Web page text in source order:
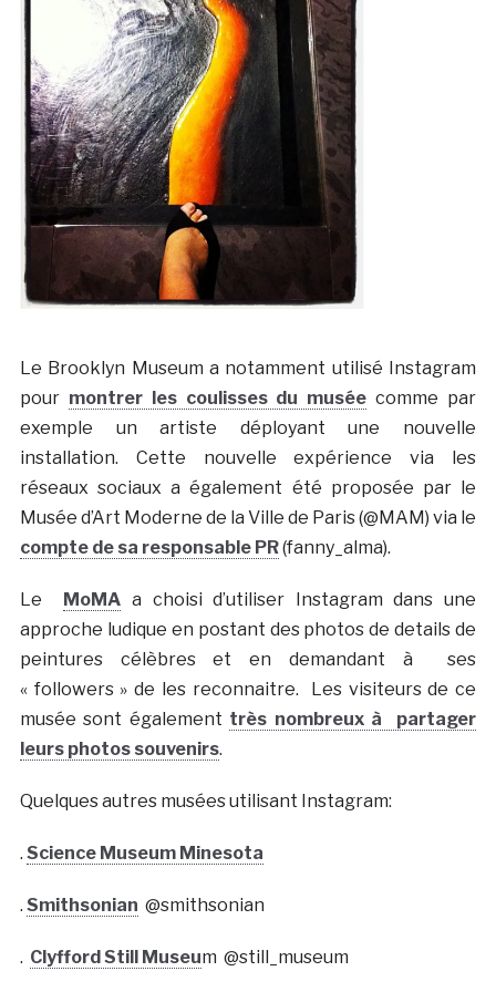
Le Brooklyn Museum a notamment utilisé Instagram
pour montrer les coulisses du musée comme par
exemple un artiste déployant une nouvelle
installation. Cette nouvelle expérience via les
réseaux sociaux a également été proposée par le
Musée d’Art Moderne de la Ville de Paris (@MAM) via le
compte de sa responsable PR(fanny_alma).
Le MoMA a choisi d’utiliser Instagram dans une
approche ludique en postant des photos de details de
peintures célèbres et en demandant à ses
« followers » de les reconnaitre. Les visiteurs de ce
musée sont également très nombreux à partager
leurs photos souvenirs.
Quelques autres musées utilisant Instagram:
. Science Museum Minesota
. Smithsonian @smithsonian
. Clyfford Still Museum @still_museum